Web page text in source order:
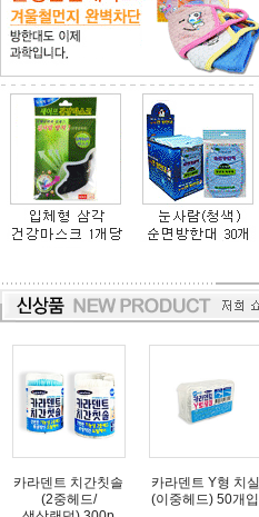
카라덴트 치간칫솔
(2중헤드/
카라덴트 Y형 치실
(이중헤드) 50개입